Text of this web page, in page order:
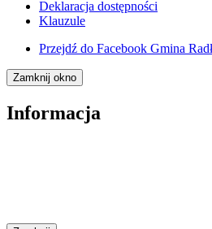
Deklaracja dostępności
Klauzule
Przejdź do Facebook Gmina
Zamknij okno
Informacja